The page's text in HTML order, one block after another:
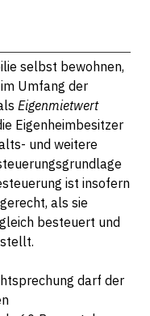
selbst bewohnen,
Umfang der
Eigenmietwert
Eigenheimbesitzer
und weitere
ist insofern
als sie
besteuert und
darf der